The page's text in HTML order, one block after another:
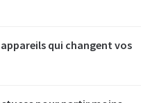
qui changent vos